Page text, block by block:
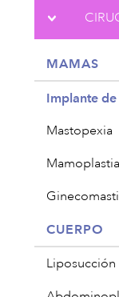
MAMAS
Implante de
Mastopexia
CUERPO
Liposucción